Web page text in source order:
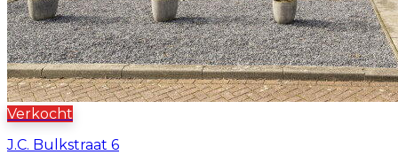
Verkocht
J.C. Bulkstraat 6